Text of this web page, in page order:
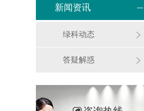
新闻资讯
绿科动态
答疑解惑